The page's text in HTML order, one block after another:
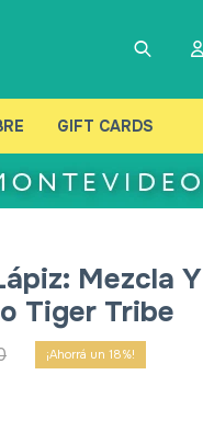
GIFT CARDS
Mezcla Y
Tiger Tribe
18